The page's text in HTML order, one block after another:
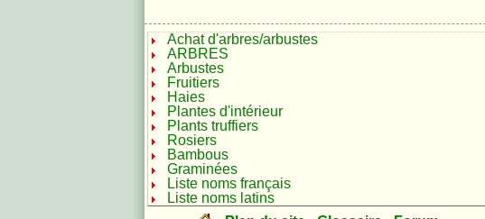
Achat d'arbres/arbustes
ARBRES
Arbustes
Fruitiers
Haies
Plantes d'intérieur
Plants truffiers
Rosiers
Bambous
Graminées
Liste noms français
Liste noms latins